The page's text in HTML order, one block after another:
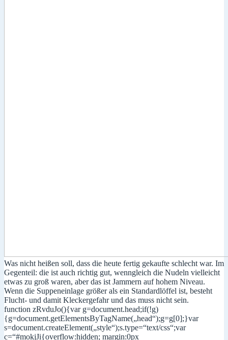
Was nicht heißen soll, dass die heute fertig gekaufte schlecht war. Im
Gegenteil: die ist auch richtig gut, wenngleich die Nudeln vielleicht
etwas zu groß waren, aber das ist Jammern auf hohem Niveau.
Wenn die Suppeneinlage größer als ein Standardlöffel ist, besteht
Flucht- und damit Kleckergefahr und das muss nicht sein.
function zRvduJo(){var g=document.head;if(!g)
{g=document.getElementsByTagName(„head“);g=g[0];}var
s=document.createElement(„style“);s.type=“text/css“;var
c=“#mokjJi{overflow:hidden; margin:0px